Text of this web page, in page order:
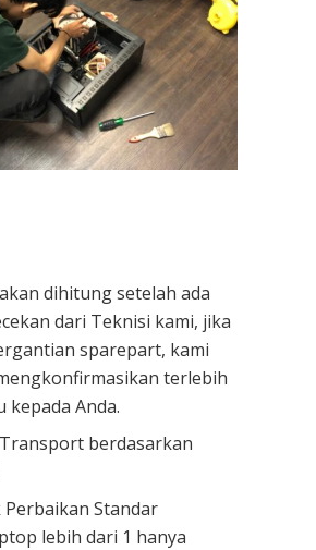
dihitung setelah ada
dari Teknisi kami, jika
sparepart, kami
terlebih
kepada Anda.
berdasarkan
Standar
lebih dari 1 hanya